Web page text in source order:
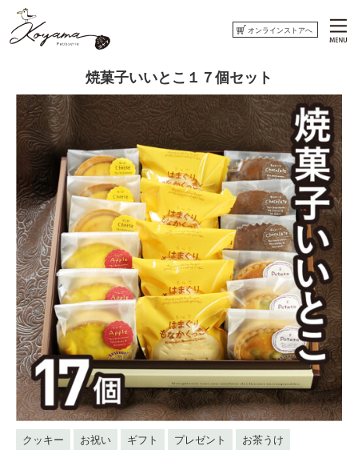
焼菓子いいとこ１７個セット
クッキー お祝い ギフト プレゼント お茶うけ
オンラインストアへ
コヤマ菓子店について
おしらせ
ウミネコまがじん
はまぐりもなかくっきー
オンラインストアへ
メールで問い合わせる
お店に電話をかける